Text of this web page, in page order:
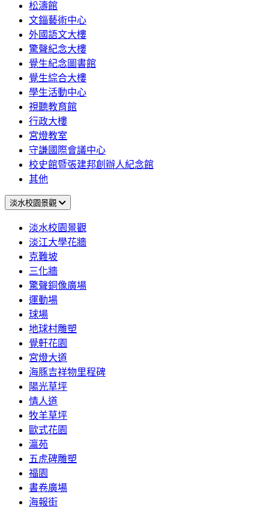
松濤館
文錙藝術中心
外國語文大樓
驚聲紀念大樓
覺生紀念圖書館
覺生綜合大樓
學生活動中心
視聽教育館
行政大樓
宮燈教室
守謙國際會議中心
校史館暨張建邦創辦人紀念館
其他
淡水校園景觀
淡水校園景觀
淡江大學花牆
克難坡
三化牆
驚聲銅像廣場
運動場
球場
地球村雕塑
覺軒花園
宮燈大道
海豚吉祥物里程碑
陽光草坪
情人道
牧羊草坪
歐式花園
瀛苑
五虎碑雕塑
福園
書卷廣場
海報街